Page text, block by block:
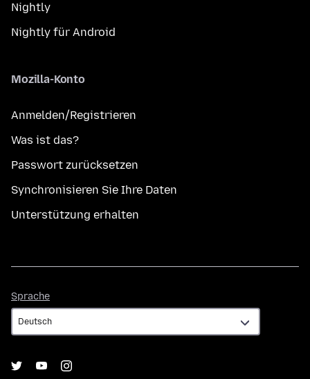
Nightly
Nightly für Android
Mozilla-Konto
Anmelden/Registrieren
Was ist das?
Passwort zurücksetzen
Synchronisieren Sie Ihre Daten
Unterstützung erhalten
Sprache